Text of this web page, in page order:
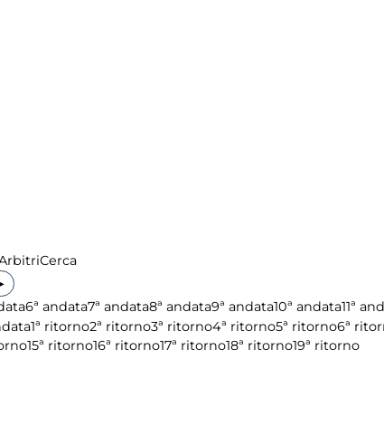
Cerca
6ª andata7ª andata8ª andata9ª andata10ª andata11ª
1ª ritorno2ª ritorno3ª ritorno4ª ritorno5ª ritorno6ª
15ª ritorno16ª ritorno17ª ritorno18ª ritorno19ª ritorno